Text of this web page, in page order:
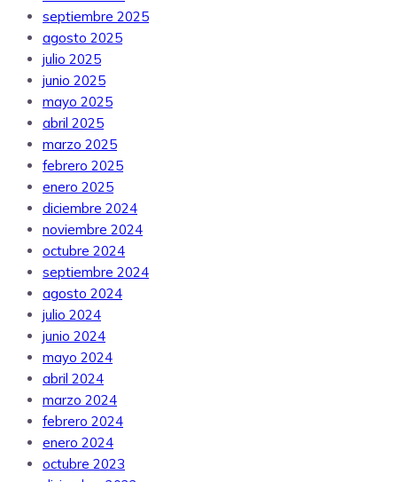
septiembre 2025
agosto 2025
julio 2025
junio 2025
mayo 2025
abril 2025
marzo 2025
febrero 2025
enero 2025
diciembre 2024
noviembre 2024
octubre 2024
septiembre 2024
agosto 2024
julio 2024
junio 2024
mayo 2024
abril 2024
marzo 2024
febrero 2024
enero 2024
octubre 2023